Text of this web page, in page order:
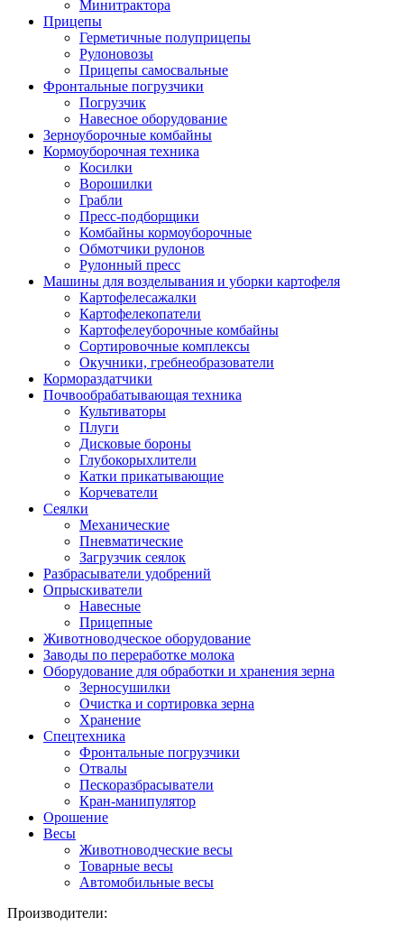
Минитрактора
Прицепы
Герметичные полуприцепы
Рулоновозы
Прицепы самосвальные
Фронтальные погрузчики
Погрузчик
Навесное оборудование
Зерноуборочные комбайны
Кормоуборочная техника
Косилки
Ворошилки
Грабли
Пресс-подборщики
Комбайны кормоуборочные
Обмотчики рулонов
Рулонный пресс
Машины для возделывания и уборки картофеля
Картофелесажалки
Картофелекопатели
Картофелеуборочные комбайны
Сортировочные комплексы
Окучники, гребнеобразователи
Кормораздатчики
Почвообрабатывающая техника
Культиваторы
Плуги
Дисковые бороны
Глубокорыхлители
Катки прикатывающие
Корчеватели
Сеялки
Механические
Пневматические
Загрузчик сеялок
Разбрасыватели удобрений
Опрыскиватели
Навесные
Прицепные
Животноводческое оборудование
Заводы по переработке молока
Оборудование для обработки и хранения зерна
Зерносушилки
Очистка и сортировка зерна
Хранение
Спецтехника
Фронтальные погрузчики
Отвалы
Пескоразбрасыватели
Кран-манипулятор
Орошение
Весы
Животноводческие весы
Товарные весы
Автомобильные весы
Производители: